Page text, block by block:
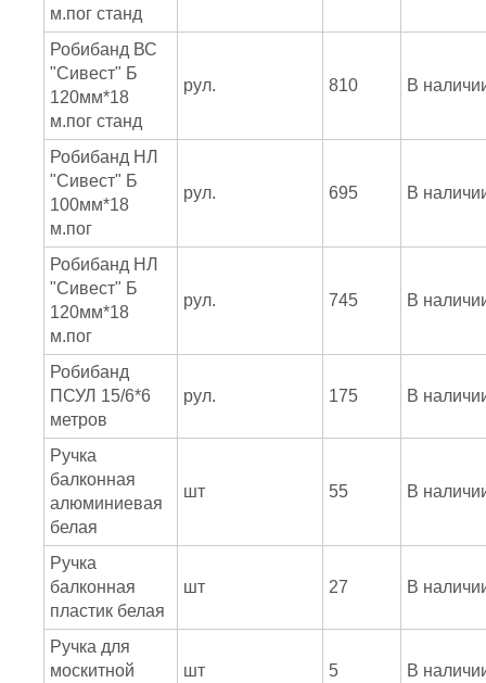
м.пог станд
Робибанд ВС
"Сивест" Б
120мм*18
м.пог станд
рул. 810 В
Робибанд НЛ
"Сивест" Б
100мм*18
м.пог
рул. 695 В
Робибанд НЛ
"Сивест" Б
120мм*18
м.пог
рул. 745 В
Робибанд
ПСУЛ 15/6*6
метров
рул. 175 В
Ручка
балконная
алюминиевая
белая
шт 55 В
Ручка
балконная
пластик белая
шт 27 В
Ручка для
москитной
шт 5 В